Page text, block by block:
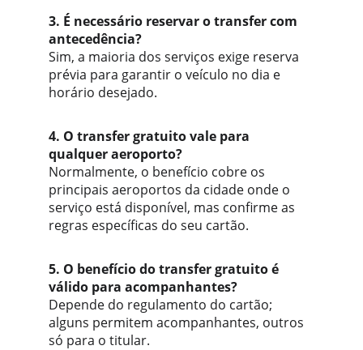
3. É necessário reservar o transfer com
antecedência?
Sim, a maioria dos serviços exige reserva
prévia para garantir o veículo no dia e
horário desejado.
4. O transfer gratuito vale para
qualquer aeroporto?
Normalmente, o benefício cobre os
principais aeroportos da cidade onde o
serviço está disponível, mas confirme as
regras específicas do seu cartão.
5. O benefício do transfer gratuito é
válido para acompanhantes?
Depende do regulamento do cartão;
alguns permitem acompanhantes, outros
só para o titular.